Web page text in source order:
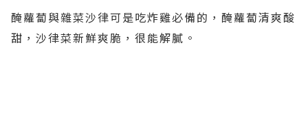
醃蘿蔔與雜菜沙律可是吃炸雞必備的，醃蘿蔔清爽酸
甜，沙律菜新鮮爽脆，很能解膩。